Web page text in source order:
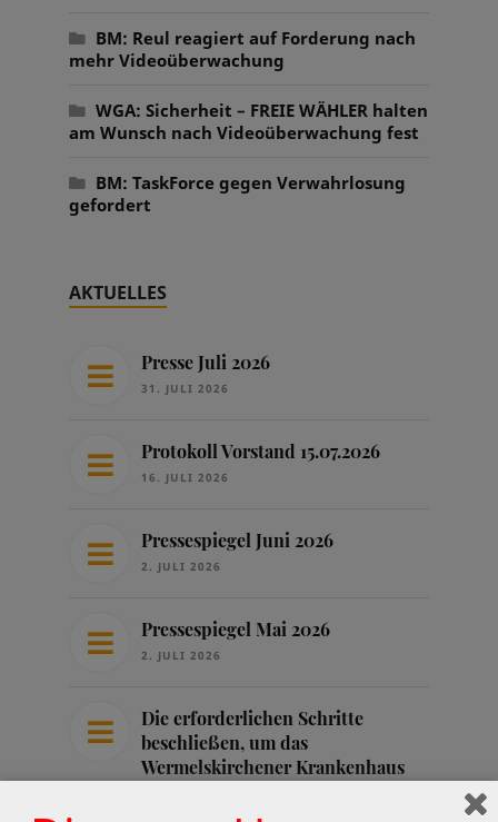
BM: Reul reagiert auf Forderung nach
mehr Videoüberwachung
WGA: Sicherheit – FREIE WÄHLER halten
am Wunsch nach Videoüberwachung fest
BM: TaskForce gegen Verwahrlosung
gefordert
AKTUELLES
Presse Juli 2026
31. JULI 2026
Protokoll Vorstand 15.07.2026
16. JULI 2026
Pressespiegel Juni 2026
2. JULI 2026
Pressespiegel Mai 2026
2. JULI 2026
Die erforderlichen Schritte
beschließen, um das
Wermelskirchener Krankenhaus